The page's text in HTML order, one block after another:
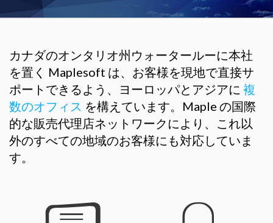
カナダのオンタリオ州ウォータールーに本社
を置く Maplesoft は、お客様を現地で直接サ
ポートできるよう、ヨーロッパとアジアに 複
数のオフィス を構えています。Maple の国際
的な販売代理店ネットワークにより、これ以
外のすべての地域のお客様にも対応していま
す。